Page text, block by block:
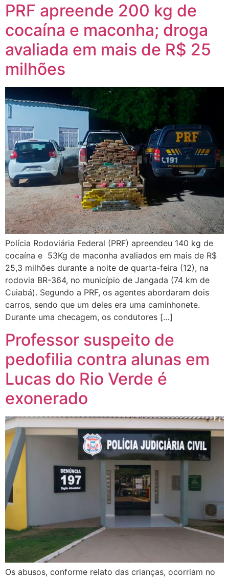
PRF apreende 200 kg de
cocaína e maconha; droga
avaliada em mais de R$ 25
milhões
Polícia Rodoviária Federal (PRF) apreendeu 140 kg de
cocaína e 53Kg de maconha avaliados em mais de R$
25,3 milhões durante a noite de quarta-feira (12), na
rodovia BR-364, no município de Jangada (74 km de
Cuiabá). Segundo a PRF, os agentes abordaram dois
carros, sendo que um deles era uma caminhonete.
Durante uma checagem, os condutores […]
Professor suspeito de
pedofilia contra alunas em
Lucas do Rio Verde é
exonerado
Os abusos, conforme relato das crianças, ocorriam no